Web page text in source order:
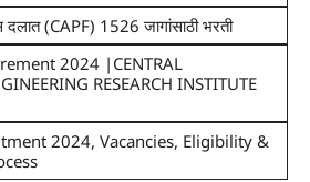
(CAPF) 1526 जागांसाठी भरती
2024 |CENTRAL
RESEARCH INSTITUTE
2024, Vacancies, Eligibility &